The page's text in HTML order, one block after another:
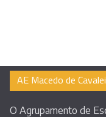
AE Macedo de
O Agrupamento de